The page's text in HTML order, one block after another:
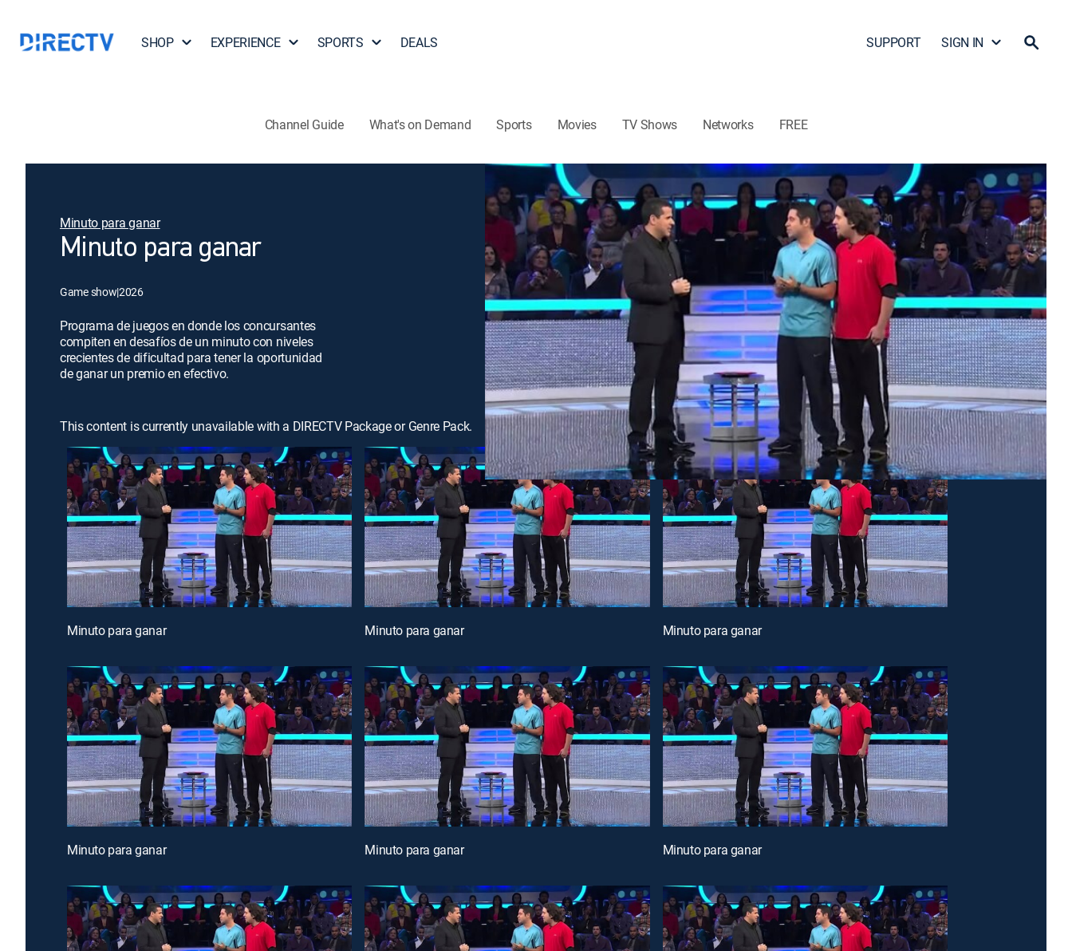
SHOP EXPERIENCE SPORTS DEALS SUPPORT SIGN IN
Channel Guide What's on Demand Sports Movies TV Shows Networks FREE
Minuto para ganar
Minuto para ganar
Game show|2026
Programa de juegos en donde los concursantes
compiten en desafíos de un minuto con niveles
crecientes de dificultad para tener la oportunidad
de ganar un premio en efectivo.
This content is currently unavailable with a DIRECTV Package or Genre Pack.
Minuto para ganar Minuto para ganar Minuto para ganar
Minuto para ganar Minuto para ganar Minuto para ganar